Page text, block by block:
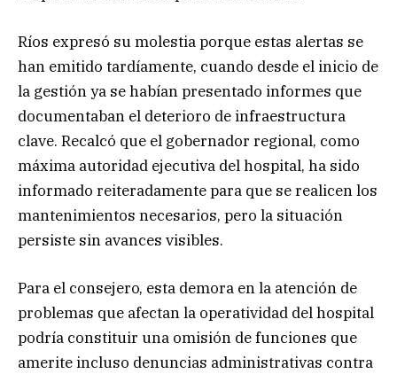
Ríos expresó su molestia porque estas alertas se
han emitido tardíamente, cuando desde el inicio de
la gestión ya se habían presentado informes que
documentaban el deterioro de infraestructura
clave. Recalcó que el gobernador regional, como
máxima autoridad ejecutiva del hospital, ha sido
informado reiteradamente para que se realicen los
mantenimientos necesarios, pero la situación
persiste sin avances visibles.
Para el consejero, esta demora en la atención de
problemas que afectan la operatividad del hospital
podría constituir una omisión de funciones que
amerite incluso denuncias administrativas contra